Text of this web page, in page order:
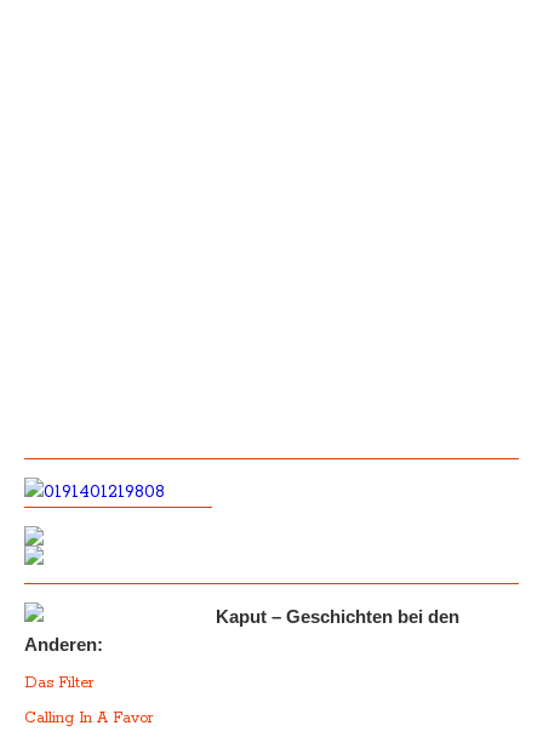
Kaput – Geschichten bei den
Anderen:
Das Filter
Calling In A Favor